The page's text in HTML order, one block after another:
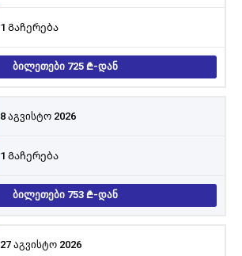
1 Გაჩერება
ᲑᲘᲚᲔᲗᲔᲑᲘ 725 -ᲓᲐᲜ
8 აგვისტო 2026
1 Გაჩერება
ᲑᲘᲚᲔᲗᲔᲑᲘ 753 -ᲓᲐᲜ
27 აგვისტო 2026